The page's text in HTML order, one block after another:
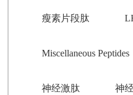
瘦素片段肽
Miscellaneous Peptides
神经激肽 神